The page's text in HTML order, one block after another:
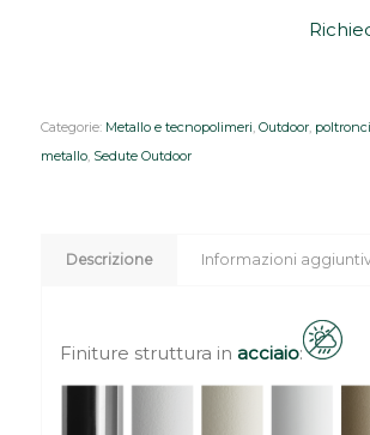
Categorie: Metallo e tecnopolimeri, Outdoor,
metallo, Sedute Outdoor
Descrizione Informazioni
Finiture struttura in acciaio: